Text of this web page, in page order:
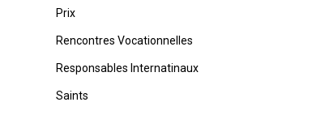
Prix
Rencontres Vocationnelles
Responsables Internatinaux
Saints